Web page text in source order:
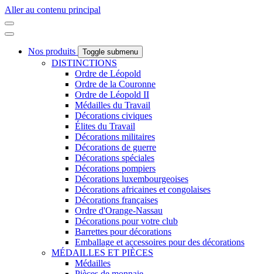
Aller au contenu principal
Nos produits Toggle submenu
DISTINCTIONS
Ordre de Léopold
Ordre de la Couronne
Ordre de Léopold II
Médailles du Travail
Décorations civiques
Élites du Travail
Décorations militaires
Décorations de guerre
Décorations spéciales
Décorations pompiers
Décorations luxembourgeoises
Décorations africaines et congolaises
Décorations françaises
Ordre d'Orange-Nassau
Décorations pour votre club
Barrettes pour décorations
Emballage et accessoires pour des décorations
MÉDAILLES ET PIÈCES
Médailles